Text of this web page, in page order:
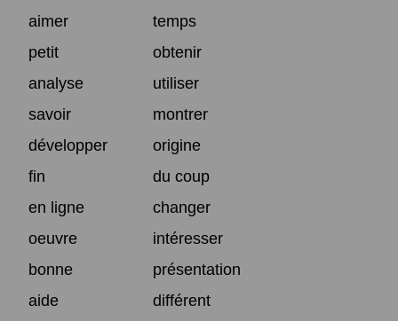
aimer
temps
petit
obtenir
analyse
utiliser
savoir
montrer
développer
origine
fin
du coup
en ligne
changer
oeuvre
intéresser
bonne
présentation
aide
différent